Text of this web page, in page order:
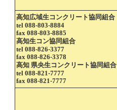
高知広域生コンクリート協同組合
tel 088-803-8884
fax 088-803-8885
高知生コン協同組合
tel 088-826-3377
fax 088-826-3378
高知 県央生コンクリート協同組合
tel 088-821-7777
fax 088-821-7777